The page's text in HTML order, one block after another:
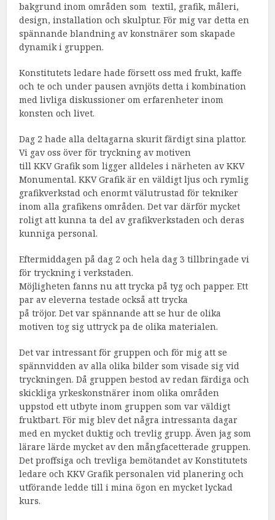
bakgrund inom områden som textil, grafik, måleri,
design, installation och skulptur. För mig var detta en
spännande blandning av konstnärer som skapade
dynamik i gruppen.
Konstitutets ledare hade försett oss med frukt, kaffe
och te och under pausen avnjöts detta i kombination
med livliga diskussioner om erfarenheter inom
konsten och livet.
Dag 2 hade alla deltagarna skurit färdigt sina plattor.
Vi gav oss över för tryckning av motiven
till KKV Grafik som ligger alldeles i närheten av KKV
Monumental. KKV Grafik är en väldigt ljus och rymlig
grafikverkstad och enormt välutrustad för tekniker
inom alla grafikens områden. Det var därför mycket
roligt att kunna ta del av grafikverkstaden och deras
kunniga personal.
Eftermiddagen på dag 2 och hela dag 3 tillbringade vi
för tryckning i verkstaden.
Möjligheten fanns nu att trycka på tyg och papper. Ett
par av eleverna testade också att trycka
på tröjor. Det var spännande att se hur de olika
motiven tog sig uttryck pa de olika materialen.
Det var intressant för gruppen och för mig att se
spännvidden av alla olika bilder som visade sig vid
tryckningen. Då gruppen bestod av redan färdiga och
skickliga yrkeskonstnärer inom olika områden
uppstod ett utbyte inom gruppen som var väldigt
fruktbart. För mig blev det några intressanta dagar
med en mycket duktig och trevlig grupp. Även jag som
lärare lärde mycket av den mångfacetterade gruppen.
Det proffsiga och trevliga bemötandet av Konstitutets
ledare och KKV Grafik personalen vid planering och
utförande ledde till i mina ögon en mycket lyckad
kurs.